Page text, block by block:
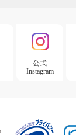
公式
Instagram